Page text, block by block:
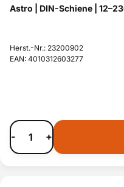
Astro | DIN-Schiene |
Herst.-Nr.: 23200902
EAN: 4010312603277
- +